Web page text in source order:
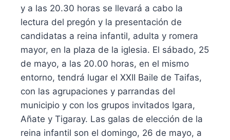
y a las 20.30 horas se llevará a cabo la
lectura del pregón y la presentación de
candidatas a reina infantil, adulta y romera
mayor, en la plaza de la iglesia. El sábado, 25
de mayo, a las 20.00 horas, en el mismo
entorno, tendrá lugar el XXII Baile de Taifas,
con las agrupaciones y parrandas del
municipio y con los grupos invitados Igara,
Añate y Tigaray. Las galas de elección de la
reina infantil son el domingo, 26 de mayo, a